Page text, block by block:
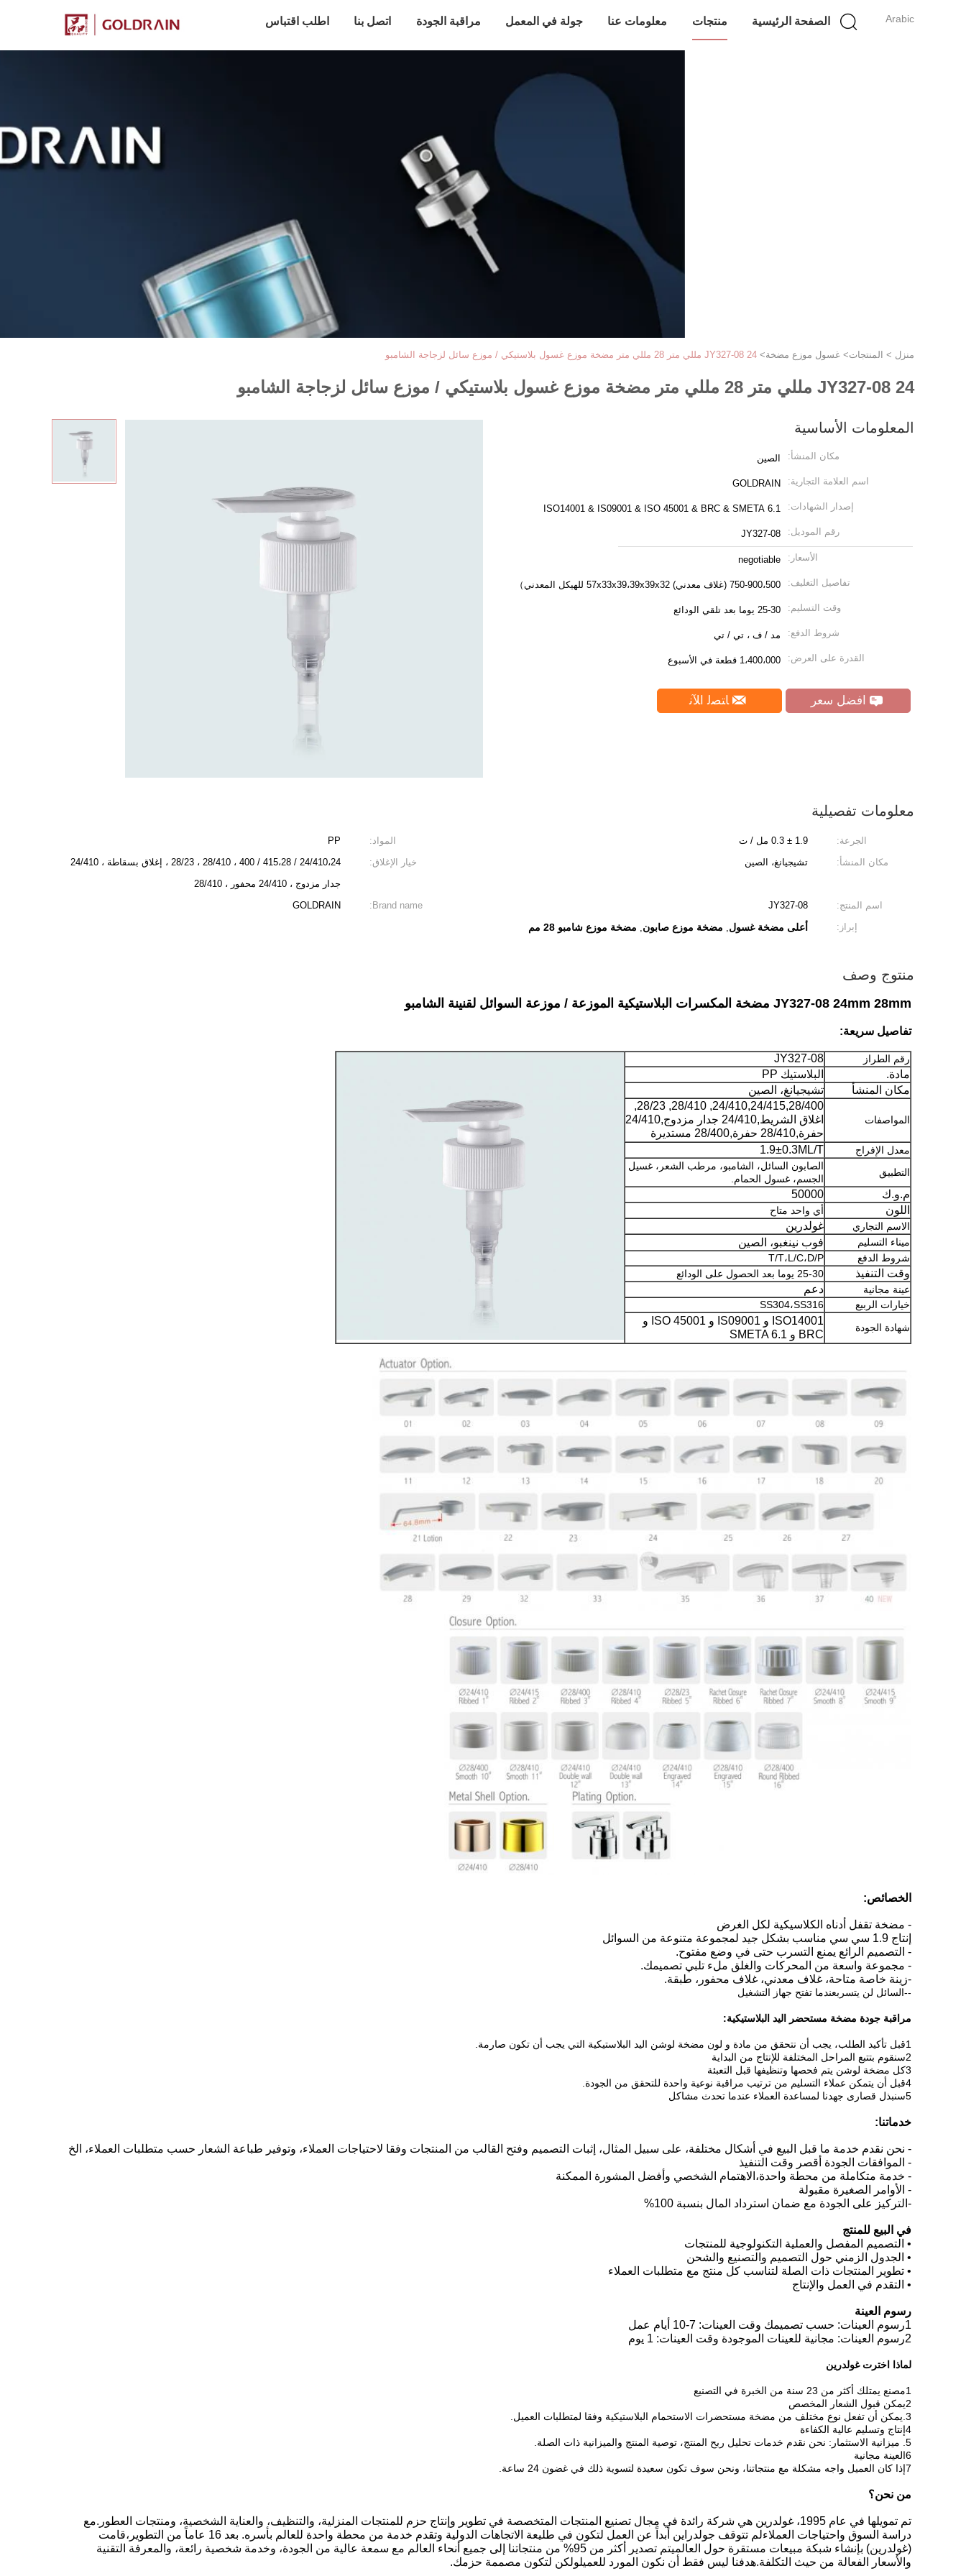
Arabic الصفحة الرئيسية منتجات معلومات عنا جولة في المعمل مراقبة الجودة اتصل بنا اطلب اقتباس
منزل > المنتجات> غسول موزع مضخة> JY327-08 24 مللي متر 28 مللي متر مضخة موزع غسول بلاستيكي / موزع سائل لزجاجة الشامبو
JY327-08 24 مللي متر 28 مللي متر مضخة موزع غسول بلاستيكي / موزع سائل لزجاجة الشامبو
المعلومات الأساسية
مكان المنشأ: الصين
اسم العلامة التجارية: GOLDRAIN
إصدار الشهادات: ISO14001 & IS09001 & ISO 45001 & BRC & SMETA 6.1
رقم الموديل: JY327-08
الأسعار: negotiable
تفاصيل التغليف: 750-900،500 (غلاف معدني) 57x33x39،39x39x32 للهيكل المعدني）
وقت التسليم: 25-30 يوما بعد تلقي الودائع
شروط الدفع: مد / ف ، تي / تي
القدرة على العرض: 1،400،000 قطعة في الأسبوع
افضل سعر ﺎﺘﺼﻟ ﺍﻶﻧ
معلومات تفصيلية
الجرعة: 1.9 ± 0.3 مل / ت المواد:
PP
مكان المنشأ:
تشيجيانغ، الصين خيار الإغلاق:
24/410،24 / 415،28 / 400 ، 28/410 ، 28/23 ، إغلاق بسقاطة ، 24/410
جدار مزدوج ، 24/410 محفور ، 28/410
اسم المنتج:
JY327-08
Brand name:
GOLDRAIN
إبراز:
أعلى مضخة غسول, مضخة موزع صابون, مضخة موزع شامبو 28 مم
منتوج وصف
JY327-08 24mm 28mm مضخة المكسرات البلاستيكية الموزعة / موزعة السوائل لقنينة الشامبو
تفاصيل سريعة:
رقم الطراز
JY327-08
مادة.
البلاستيك PP
مكان المنشأ
تشيجيانغ، الصين
المواصفات
24/410,24/415,28/400, 28/410, 28/23,
اغلاق الشريط,24/410 جدار مزدوج,24/410
حفرة,28/410 حفرة,28/400 مستديرة
معدل الإفراج 1.9±0.3ML/T
التطبيق
الصابون السائل، الشامبو، مرطب الشعر، غسيل
الجسم، غسول الحمام.
م.و.ك
50000
اللون
أي واحد متاح
الاسم التجاري
غولدرين
ميناء التسليم فوب نينغبو، الصين
شروط الدفع T/T،L/C،D/P
وقت التنفيذ
25-30 يوما بعد الحصول على الودائع
عينة مجانية
دعم
خيارات الربيع
SS304،SS316
شهادة الجودة
ISO14001 و IS09001 و ISO 45001 و
BRC و SMETA 6.1
الخصائص:
- مضخة تقفل أدناه الكلاسيكية لكل الغرض
إنتاج 1.9 سي سي مناسب بشكل جيد لمجموعة متنوعة من السوائل
- التصميم الرائع يمنع التسرب حتى في وضع مفتوح.
- مجموعة واسعة من المحركات والغلق ملء تلبي تصميمك.
-زينة خاصة متاحة، غلاف معدني، غلاف محفور، طبقة.
-
-السائل لن يتسربعندما تفتح جهاز التشغيل
مراقبة جودة مضخة مستحضر اليد البلاستيكية:
1قبل تأكيد الطلب، يجب أن نتحقق من مادة و لون مضخة لوشن اليد البلاستيكية التي يجب أن تكون صارمة.
2سنقوم بتتبع المراحل المختلفة للإنتاج من البداية
3كل مضخة لوشن يتم فحصها وتنظيفها قبل التعبئة
4قبل أن يتمكن عملاء التسليم من ترتيب مراقبة نوعية واحدة للتحقق من الجودة.
5سنبذل قصارى جهدنا لمساعدة العملاء عندما تحدث مشاكل
خدماتنا:
- نحن نقدم خدمة ما قبل البيع في أشكال مختلفة، على سبيل المثال، إثبات التصميم وفتح القالب من المنتجات وفقا لاحتياجات العملاء، وتوفير طباعة الشعار حسب متطلبات العملاء، الخ
- الموافقات الجودة أقصر وقت التنفيذ
- خدمة متكاملة من محطة واحدة،الاهتمام الشخصي وأفضل المشورة الممكنة
- الأوامر الصغيرة مقبولة
-التركيز على الجودة مع ضمان استرداد المال بنسبة 100%
في البيع للمنتج
• التصميم المفصل والعملية التكنولوجية للمنتجات
• الجدول الزمني حول التصميم والتصنيع والشحن
• تطوير المنتجات ذات الصلة لتناسب كل منتج مع متطلبات العملاء
• التقدم في العمل والإنتاج
رسوم العينة
1رسوم العينات: حسب تصميمك وقت العينات: 7-10 أيام عمل
2رسوم العينات: مجانية للعينات الموجودة وقت العينات: 1 يوم
لماذا اخترت غولدرين
1مصنع يمتلك أكثر من 23 سنة من الخبرة في التصنيع
2يمكن قبول الشعار المخصص
3.يمكن أن تفعل نوع مختلف من مضخة مستحضرات الاستحمام البلاستيكية وفقا لمتطلبات العميل.
4إنتاج وتسليم عالية الكفاءة
5. ميزانية الاستثمار: نحن نقدم خدمات تحليل ربح المنتج، توصية المنتج والميزانية ذات الصلة.
6العينة مجانية
7إذا كان العميل واجه مشكلة مع منتجاتنا، ونحن سوف تكون سعيدة لتسوية ذلك في غضون 24 ساعة.
من نحن؟
تم تمويلها في عام 1995، غولدرين هي شركة رائدة في مجال تصنيع المنتجات المتخصصة في تطوير وإنتاج حزم للمنتجات المنزلية، والتنظيف، والعناية الشخصية، ومنتجات العطور.مع
دراسة السوق واحتياجات العملاءلم تتوقف جولدراين أبداً عن العمل لتكون في طليعة الاتجاهات الدولية وتقدم خدمة من محطة واحدة للعالم بأسره. بعد 16 عاماً من التطوير،قامت
(غولدرين) بإنشاء شبكة مبيعات مستقرة حول العالميتم تصدير أكثر من 95% من منتجاتنا إلى جميع أنحاء العالم مع سمعة عالية من الجودة، وخدمة شخصية رائعة، والمعرفة التقنية
والأسعار الفعالة من حيث التكلفة.هدفنا ليس فقط أن نكون المورد للعميلولكن لتكون مصممة حزمك.